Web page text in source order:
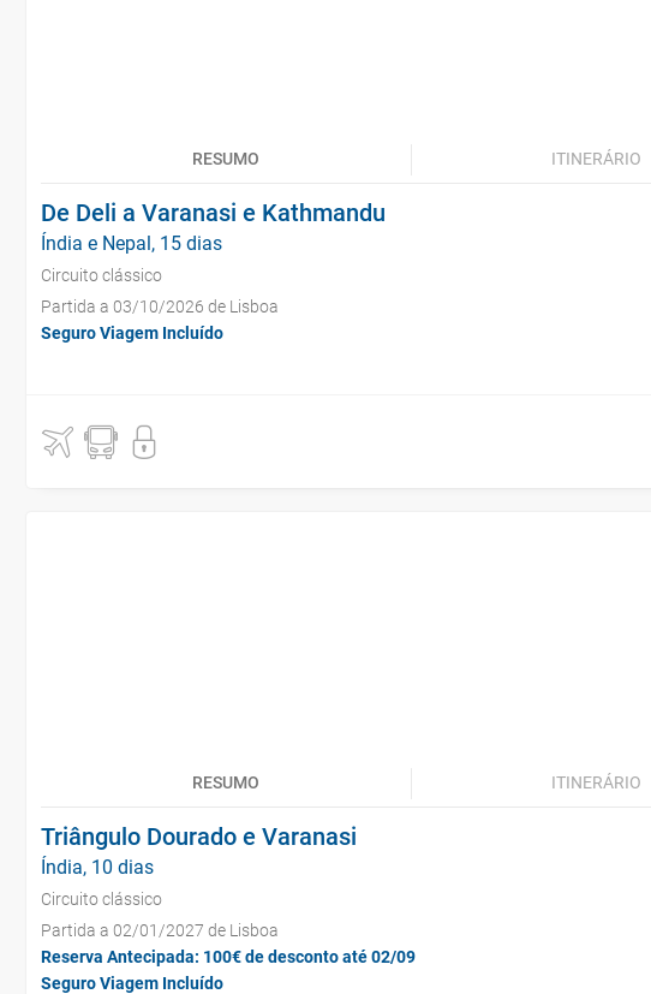
RESUMO ITINERÁRIO
De Deli a Varanasi e Kathmandu
Índia e Nepal, 15 dias
Circuito clássico
Partida a 03/10/2026 de Lisboa
Seguro Viagem Incluído
RESUMO ITINERÁRIO
Triângulo Dourado e Varanasi
Índia, 10 dias
Circuito clássico
Partida a 02/01/2027 de Lisboa
Reserva Antecipada: 100€ de desconto até 02/09
Seguro Viagem Incluído